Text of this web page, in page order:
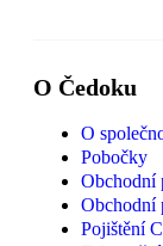
O Čedoku
O
Pobočky
Obchodní
Obchodní
Pojištění